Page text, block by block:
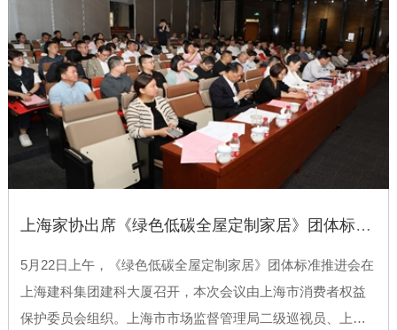
上海家协出席《绿色低碳全屋定制家居》团体标准推进会
5月22日上午，《绿色低碳全屋定制家居》团体标准推进会在
上海建科集团建科大厦召开，本次会议由上海市消费者权益
保护委员会组织。上海市市场监督管理局二级巡视员、上海